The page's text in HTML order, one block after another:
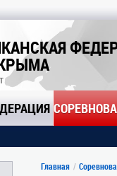
Главная